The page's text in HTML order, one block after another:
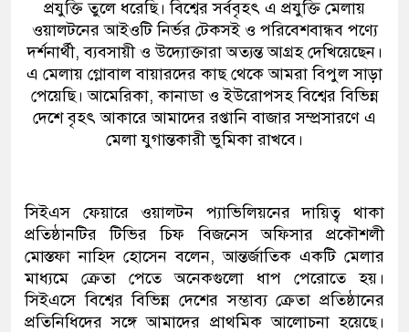
প্রযুক্তি তুলে ধরেছি। বিশ্বের সর্ববৃহৎ এ প্রযুক্তি মেলায়
ওয়ালটনের আইওটি নির্ভর টেকসই ও পরিবেশবান্ধব পণ্যে
দর্শনার্থী, ব্যবসায়ী ও উদ্যোক্তারা অত্যন্ত আগ্রহ দেখিয়েছেন।
এ মেলায় গ্লোবাল বায়ারদের কাছ থেকে আমরা বিপুল সাড়া
পেয়েছি। আমেরিকা, কানাডা ও ইউরোপসহ বিশ্বের বিভিন্ন
দেশে বৃহৎ আকারে আমাদের রপ্তানি বাজার সম্প্রসারণে এ
মেলা যুগান্তকারী ভুমিকা রাখবে।
সিইএস ফেয়ারে ওয়ালটন প্যাভিলিয়নের দায়িত্ব থাকা
প্রতিষ্ঠানটির টিভির চিফ বিজনেস অফিসার প্রকৌশলী
মোস্তফা নাহিদ হোসেন বলেন, আন্তর্জাতিক একটি মেলার
মাধ্যমে ক্রেতা পেতে অনেকগুলো ধাপ পেরোতে হয়।
সিইএসে বিশ্বের বিভিন্ন দেশের সম্ভাব্য ক্রেতা প্রতিষ্ঠানের
প্রতিনিধিদের সঙ্গে আমাদের প্রাথমিক আলোচনা হয়েছে।